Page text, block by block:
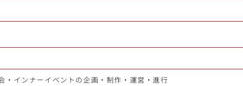
・インナーイベントの企画・制作・運営・進行